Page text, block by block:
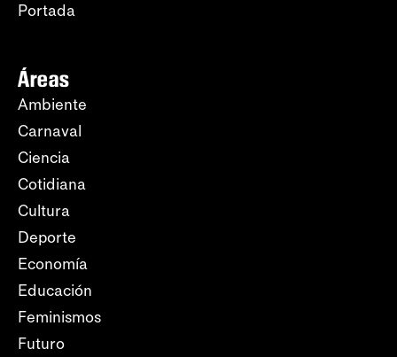
Portada
Áreas
Ambiente
Carnaval
Ciencia
Cotidiana
Cultura
Deporte
Economía
Educación
Feminismos
Futuro